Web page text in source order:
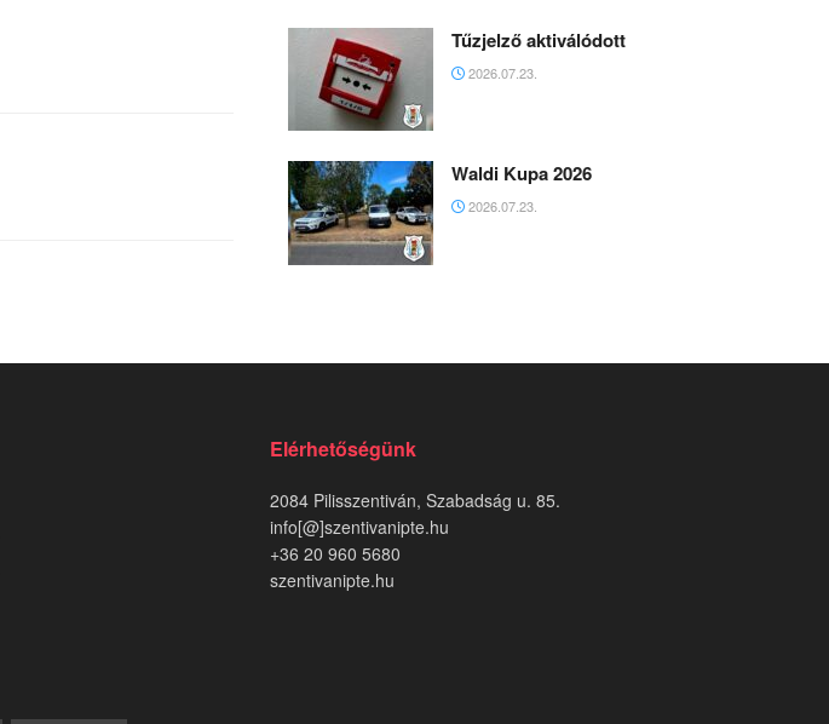
Tűzjelző aktiválódott
2026.07.23.
Waldi Kupa 2026
2026.07.23.
Elérhetőségünk
2084 Pilisszentiván, Szabadság u. 85.
info[@]szentivanipte.hu
+36 20 960 5680
szentivanipte.hu